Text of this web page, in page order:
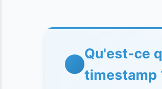
Qu'est-ce
timestamp